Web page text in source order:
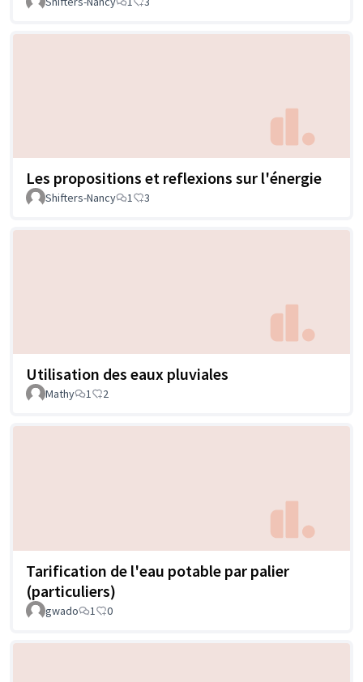
Les propositions et reflexions sur l'énergie
Shifters-Nancy 1 3
Utilisation des eaux pluviales
Mathy 1 2
Tarification de l'eau potable par palier
(particuliers)
gwado 1 0